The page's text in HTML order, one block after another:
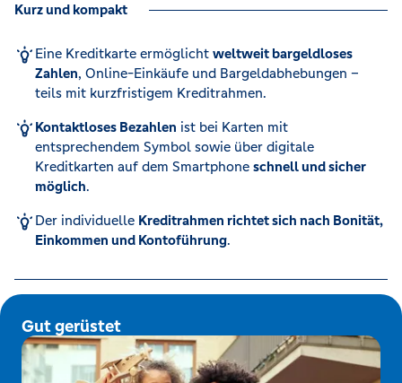
Kurz und kompakt
Eine Kreditkarte ermöglicht weltweit bargeldloses
Zahlen, Online-Einkäufe und Bargeldabhebungen –
teils mit kurzfristigem Kreditrahmen.
Kontaktloses Bezahlen ist bei Karten mit
entsprechendem Symbol sowie über digitale
Kreditkarten auf dem Smartphone schnell und sicher
möglich.
Der individuelle Kreditrahmen richtet sich nach Bonität,
Einkommen und Kontoführung.
Gut gerüstet